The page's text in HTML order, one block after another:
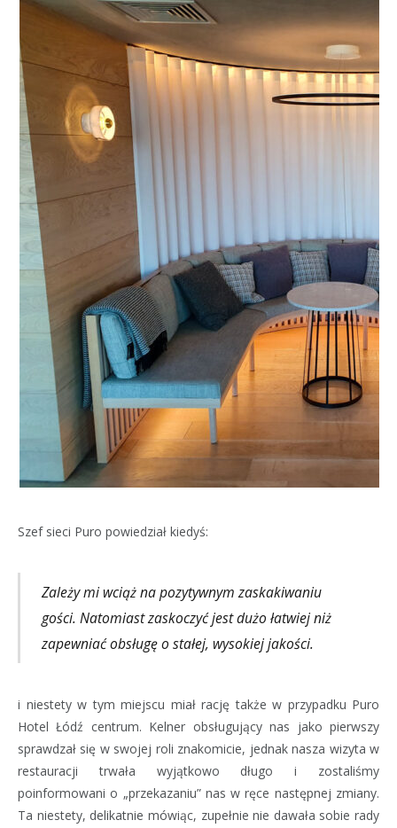
Szef sieci Puro powiedział kiedyś:
Zależy mi wciąż na pozytywnym zaskakiwaniu
gości. Natomiast zaskoczyć jest dużo łatwiej niż
zapewniać obsługę o stałej, wysokiej jakości.
i niestety w tym miejscu miał rację także w przypadku Puro
Hotel Łódź centrum. Kelner obsługujący nas jako pierwszy
sprawdzał się w swojej roli znakomicie, jednak nasza wizyta w
restauracji trwała wyjątkowo długo i zostaliśmy
poinformowani o „przekazaniu” nas w ręce następnej zmiany.
Ta niestety, delikatnie mówiąc, zupełnie nie dawała sobie rady